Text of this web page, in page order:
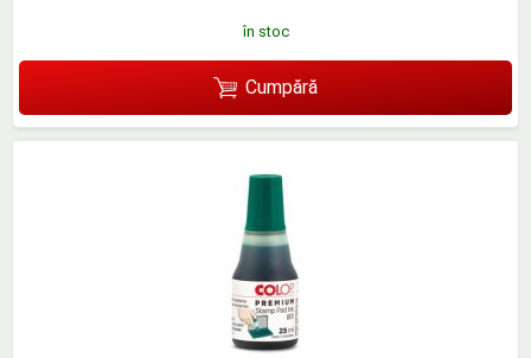
în stoc
Cumpără